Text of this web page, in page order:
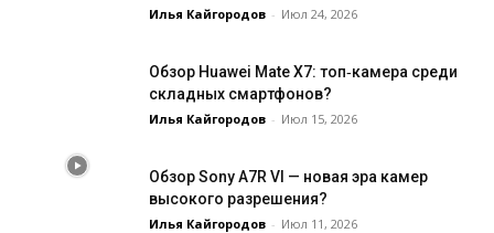
Илья Кайгородов - Июл 24, 2026
Обзор Huawei Mate X7: топ‑камера среди
складных смартфонов?
Илья Кайгородов - Июл 15, 2026
Обзор Sony A7R VI — новая эра камер
высокого разрешения?
Илья Кайгородов - Июл 11, 2026